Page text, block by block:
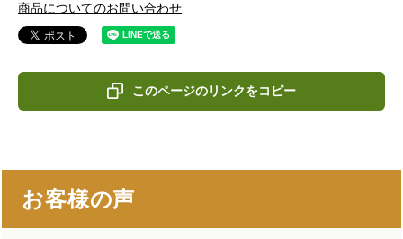
商品についてのお問い合わせ
このページのリンクをコピー
お客様の声